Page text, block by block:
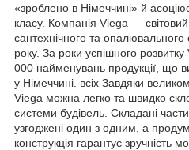
«зроблено в Німеччині» й
класу. Компанія Viega —
сантехнічного та
року. За роки успішного
000 найменувань продукції, що
у Німеччині. всіх Завдяки
Viega можна легко та швидко
системи будівель. Складані
узгоджені один з одним, а
конструкція гарантує зручність